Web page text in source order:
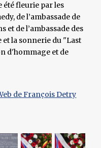
été fleurie par les
de l’ambassade de
et de l’ambassade des
et la sonnerie du "Last
d'hommage et de
de François Detry